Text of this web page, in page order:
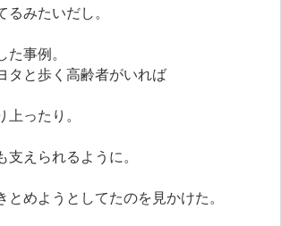
みたいだし。
事例。
タと歩く高齢者がいれば
ったり。
えられるように。
とめようとしてたのを見かけた。